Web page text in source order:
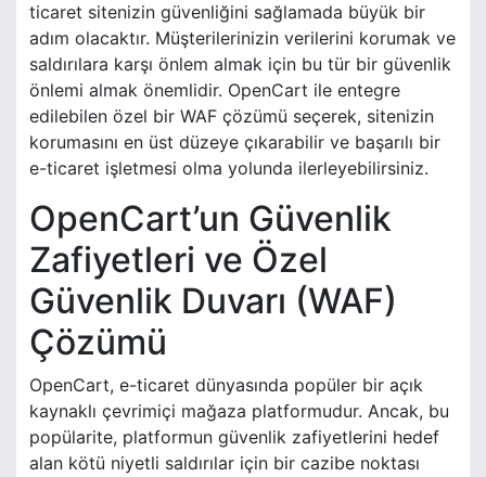
ticaret sitenizin güvenliğini sağlamada büyük bir
adım olacaktır. Müşterilerinizin verilerini korumak ve
saldırılara karşı önlem almak için bu tür bir güvenlik
önlemi almak önemlidir. OpenCart ile entegre
edilebilen özel bir WAF çözümü seçerek, sitenizin
korumasını en üst düzeye çıkarabilir ve başarılı bir
e-ticaret işletmesi olma yolunda ilerleyebilirsiniz.
OpenCart’un Güvenlik
Zafiyetleri ve Özel
Güvenlik Duvarı (WAF)
Çözümü
OpenCart, e-ticaret dünyasında popüler bir açık
kaynaklı çevrimiçi mağaza platformudur. Ancak, bu
popülarite, platformun güvenlik zafiyetlerini hedef
alan kötü niyetli saldırılar için bir cazibe noktası